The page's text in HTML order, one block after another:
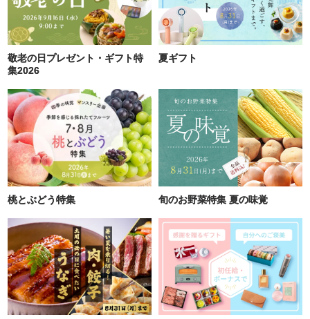
敬老の日プレゼント・ギフト特
集2026
夏ギフト
桃とぶどう特集 旬のお野菜特集 夏の味覚